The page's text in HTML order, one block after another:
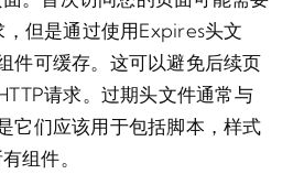
，但是通过使用Expires头文
件可缓存。这可以避免后续页
请求。过期头文件通常与
它们应该用于包括脚本，样式
组件。